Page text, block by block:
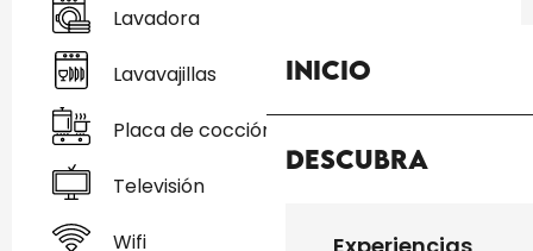
Inicio
Descubra
Lavadora
Lavavajillas
Placa de cocción
Televisión
Wifi